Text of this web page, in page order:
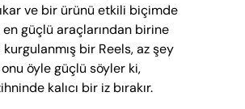
ve bir ürünü etkili biçimde
en güçlü araçlarından birine
bir Reels, az şey
öyle güçlü söyler ki,
kalıcı bir iz bırakır.